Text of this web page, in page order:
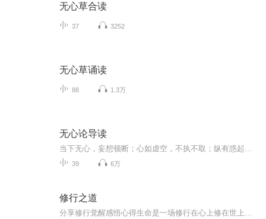
无心草合读
37 3252
无心草诵读
88 1.3万
无心论导读
39 6万
修行之道